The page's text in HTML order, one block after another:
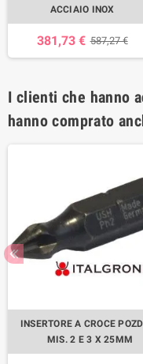
ACCIAIO INOX
381,73 € 587,27 €
I clienti che hanno
hanno comprato
INSERTORE A CROCE
MIS. 2 E 3 X 25MM